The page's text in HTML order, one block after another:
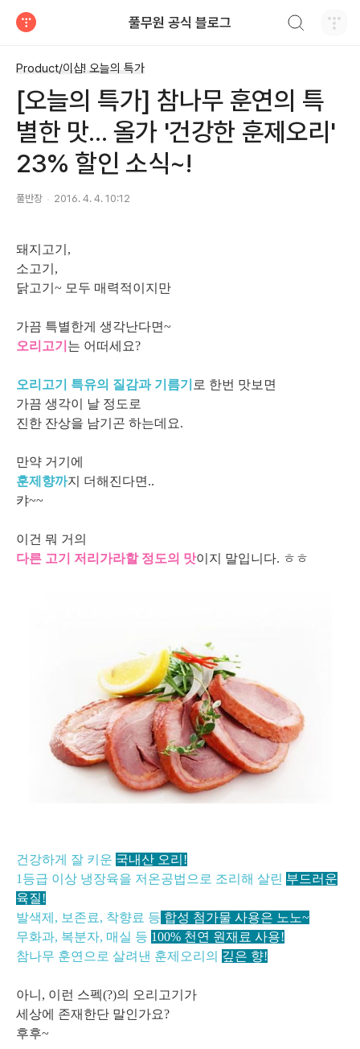
풀무원 공식 블로그
Product/이샵! 오늘의 특가
[오늘의 특가] 참나무 훈연의 특
별한 맛... 올가 '건강한 훈제오리'
23% 할인 소식~!
풀반장 2016. 4. 4. 10:12
돼지고기,
소고기,
닭고기~ 모두 매력적이지만
가끔 특별한게 생각난다면~
오리고기 는 어떠세요?
오리고기 특유의 질감과 기름기 로 한번 맛보면
가끔 생각이 날 정도로
진한 잔상을 남기곤 하는데요.
만약 거기에
훈제향까지 더해진다면..
캬~~
이건 뭐 거의
다른 고기 저리가라할 정도의 맛이지 말입니다. ㅎㅎ
건강하게 잘 키운 국내산 오리!
1등급 이상 냉장육을 저온공법으로 조리해 살린 부드러운
육질!
발색제, 보존료, 착향료 등 합성 첨가물 사용은 노노~
무화과, 복분자, 매실 등 100% 천연 원재료 사용!
참나무 훈연으로 살려낸 훈제오리의 깊은 향!
아니, 이런 스펙(?)의 오리고기가
세상에 존재한단 말인가요?
후후~